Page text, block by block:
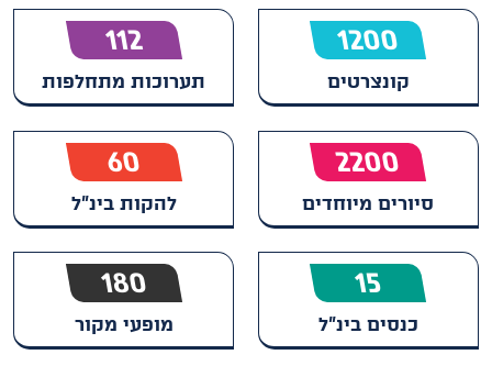
1200
קונצרטים
112
תערוכות מתחלפות
2200
סיורים מיוחדים
60
להקות בינ"ל
15
כנסים בינ"ל
180
מופעי מקור